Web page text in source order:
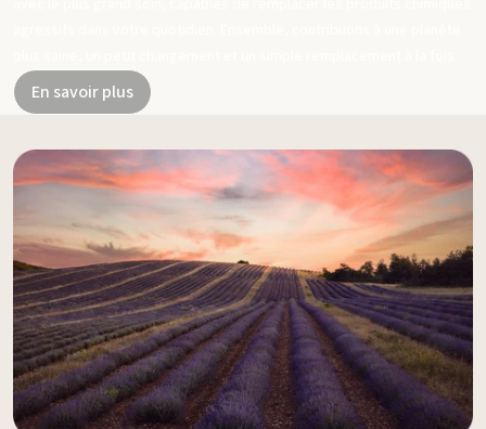
En savoir plus